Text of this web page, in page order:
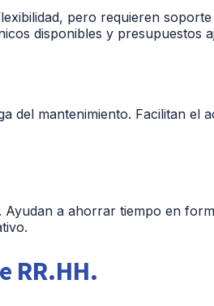
pero requieren
disponibles y presupuestos
del mantenimiento. Facilitan el
a ahorrar tiempo en
RR.HH.